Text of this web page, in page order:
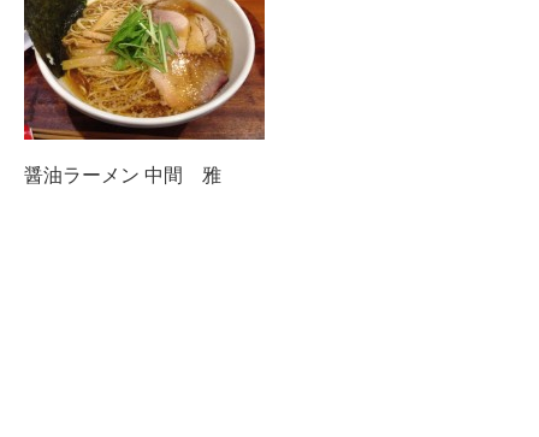
醤油ラーメン 中間 雅